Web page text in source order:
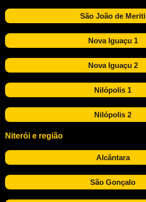
São João de Meriti
Nova Iguaçu 1
Nova Iguaçu 2
Nilópolis 1
Nilópolis 2
Niterói e região
Alcântara
São Gonçalo